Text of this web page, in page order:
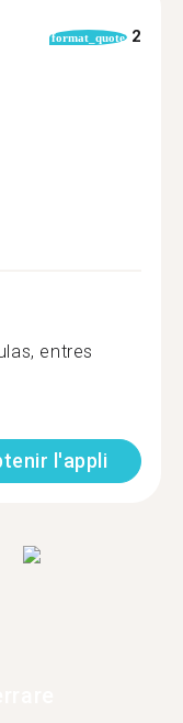
format_quote 2
entres
l'appli